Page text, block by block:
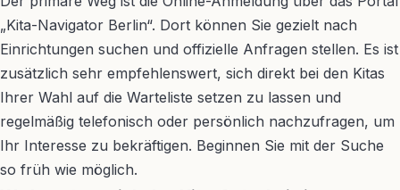
„Kita-Navigator Berlin“. Dort können Sie gezielt nach
Einrichtungen suchen und offizielle Anfragen stellen. Es ist
zusätzlich sehr empfehlenswert, sich direkt bei den Kitas
Ihrer Wahl auf die Warteliste setzen zu lassen und
regelmäßig telefonisch oder persönlich nachzufragen, um
Ihr Interesse zu bekräftigen. Beginnen Sie mit der Suche
so früh wie möglich.